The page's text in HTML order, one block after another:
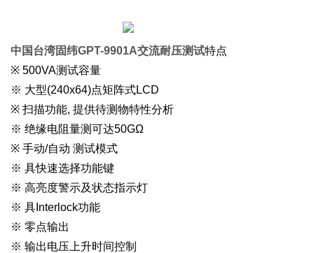
中国台湾固纬GPT-9901A交流耐压测试特点
※ 500VA测试容量
※ 大型(240x64)点矩阵式LCD
※ 扫描功能, 提供待测物特性分析
※ 绝缘电阻量测可达50GΩ
※ 手动/自动 测试模式
※ 具快速选择功能键
※ 高亮度警示及状态指示灯
※ 具Interlock功能
※ 零点输出
※ 输出电压上升时间控制